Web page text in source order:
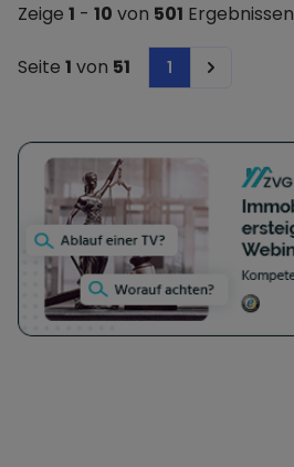
Zeige 1 - 10 von 501 Ergebnissen
Seite 1 von 51 1 Next